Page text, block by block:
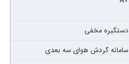
دستگیره مخفی
سامانه گردش هوای سه بعدی